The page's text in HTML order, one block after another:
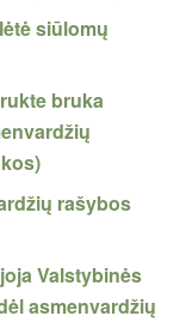
siūlomų
bruka
rašybos
Valstybinės
asmenvardžių